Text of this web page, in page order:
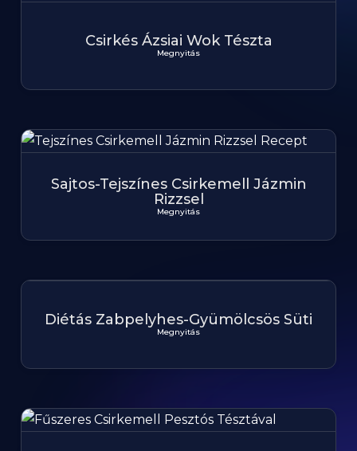
Csirkés Ázsiai Wok Tészta
Megnyitás
Sajtos-Tejszínes Csirkemell Jázmin
Rizzsel
Megnyitás
Diétás Zabpelyhes-Gyümölcsös Süti
Megnyitás